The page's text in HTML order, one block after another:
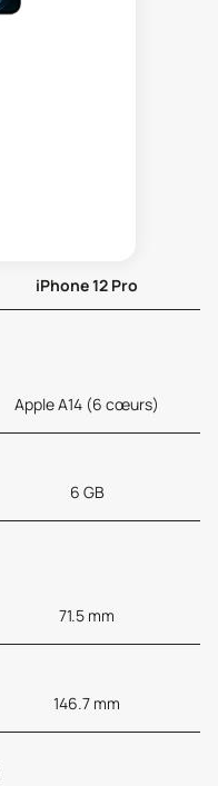
iPhone 12 Pro
Apple A14 (6 cœurs)
6 GB
71.5 mm
146.7 mm